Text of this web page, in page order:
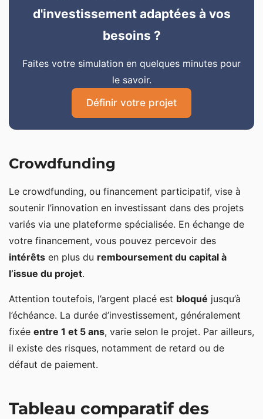
d'investissement adaptées à vos
besoins ?
Faites votre simulation en quelques minutes pour
le savoir.
Définir votre projet
Crowdfunding
Le crowdfunding, ou financement participatif, vise à
soutenir l’innovation en investissant dans des projets
variés via une plateforme spécialisée. En échange de
votre financement, vous pouvez percevoir des
intérêts en plus du remboursement du capital à
l’issue du projet.
Attention toutefois, l’argent placé est bloqué jusqu’à
l’échéance. La durée d’investissement, généralement
fixée entre 1 et 5 ans, varie selon le projet. Par ailleurs,
il existe des risques, notamment de retard ou de
défaut de paiement.
Tableau comparatif des